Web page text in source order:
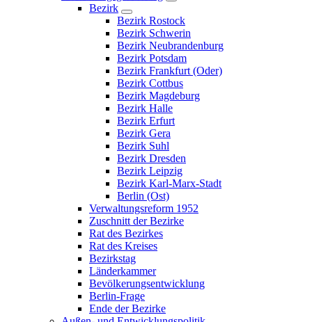
Bezirk
Bezirk Rostock
Bezirk Schwerin
Bezirk Neubrandenburg
Bezirk Potsdam
Bezirk Frankfurt (Oder)
Bezirk Cottbus
Bezirk Magdeburg
Bezirk Halle
Bezirk Erfurt
Bezirk Gera
Bezirk Suhl
Bezirk Dresden
Bezirk Leipzig
Bezirk Karl-Marx-Stadt
Berlin (Ost)
Verwaltungsreform 1952
Zuschnitt der Bezirke
Rat des Bezirkes
Rat des Kreises
Bezirkstag
Länderkammer
Bevölkerungsentwicklung
Berlin-Frage
Ende der Bezirke